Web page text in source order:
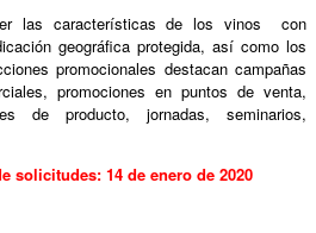
las características de los vinos con
geográfica protegida, así como los
promocionales destacan campañas
promociones en puntos de venta,
de producto, jornadas, seminarios,
solicitudes: 14 de enero de 2020